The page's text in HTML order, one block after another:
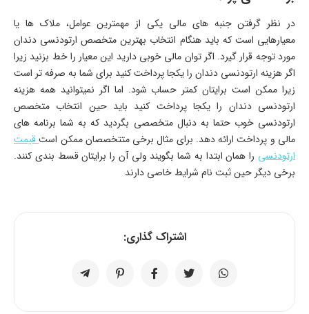
در نظر گرفتن جنبه های مالی یکی از مهمترین عوامل، ملاک ها یا
معیارهایی است که باید هنگام انتخاب بهترین متخصص ارتودنسی دندان
مورد توجه قرار گیرد. اگر توان مالی خوبی دارید این معیار را خط بزنید زیرا
اگر هزینه ارتودنسی دندان را یکجا پرداخت کنید برای شما به صرفه تر است
زیرا ممکن است برایتان کمتر حساب شود. اما اگر نمیتوانید همه هزینه
ارتودنسی دندان را یکجا پرداخت کنید باید حین انتخاب متخصص
ارتودنسی خوب حتما به دنبال متخصصی بگردید که به شما برنامه های
مالی و پرداخت ارائه دهد. برای مثال برخی متتخصصان ممکن استقیمت
ارتودنسی را همان ابتدا به شما بگویند ولی آن را برایتان قسط بندی کنند.
برخی دیگر حین ثبت نام شرایط خاصی دارند
اشتراک گذاری: